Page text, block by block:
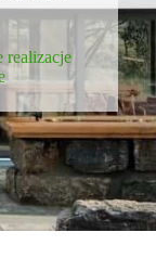
realizacje